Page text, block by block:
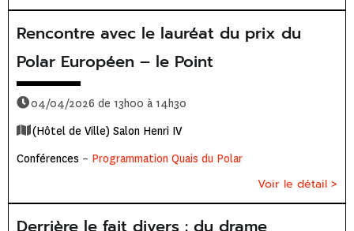
Rencontre avec le lauréat du prix du
Polar Européen – le Point
04/04/2026 de 13h00 à 14h30
(Hôtel de Ville) Salon Henri IV
Conférences – Programmation Quais du Polar
Voir le détail >
Derrière le fait divers : du drame